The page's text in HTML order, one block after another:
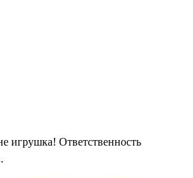
игрушка! Ответственность